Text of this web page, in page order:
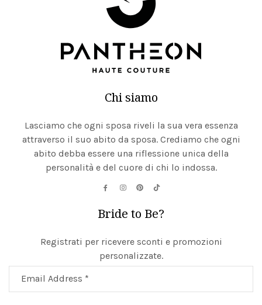
Chi siamo
Lasciamo che ogni sposa riveli la sua vera essenza
attraverso il suo abito da sposa. Crediamo che ogni
abito debba essere una riflessione unica della
personalità e del cuore di chi lo indossa.
Bride to Be?
Registrati per ricevere sconti e promozioni
personalizzate.